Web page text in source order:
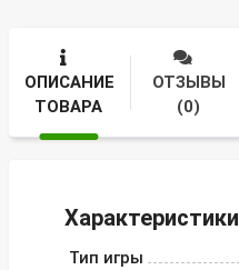
ОПИСАНИЕ
ТОВАРА
ОТЗЫВЫ
(0)
Характеристики
Тип игры